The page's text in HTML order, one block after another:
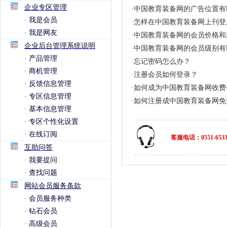
企业专区管理
· 我是会员
· 我是网友
企业后台管理系统说明
· 产品管理
· 商机管理
· 反馈信息管理
· 专区信息管理
· 基本信息管理
· 专区个性化设置
· 在线订阅
互助问答
· 我要提问
· 查找问题
网站会员服务条款
· 会员服务种类
· 钻石会员
· 高级会员
·中国教育装备网的广告位置
·怎样在中国教育装备网上刊
·中国教育装备网的会员价格
·中国教育装备网的会员级别
·忘记密码怎么办？
·注册会员如何登录？
·如何成为中国教育装备网收
·如何注册成中国教育装备网免
客服电话：0551-